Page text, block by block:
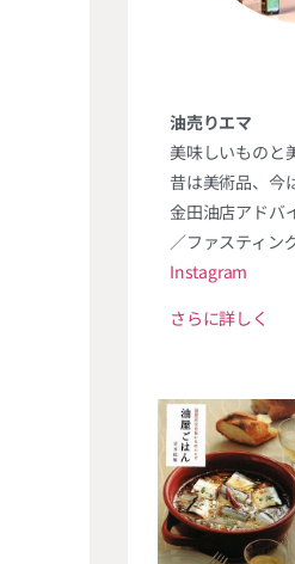
油売りエマ
美味しいものと
昔は美術品、今
金田油店アドバ
／ファスティン
Instagram
さらに詳しく